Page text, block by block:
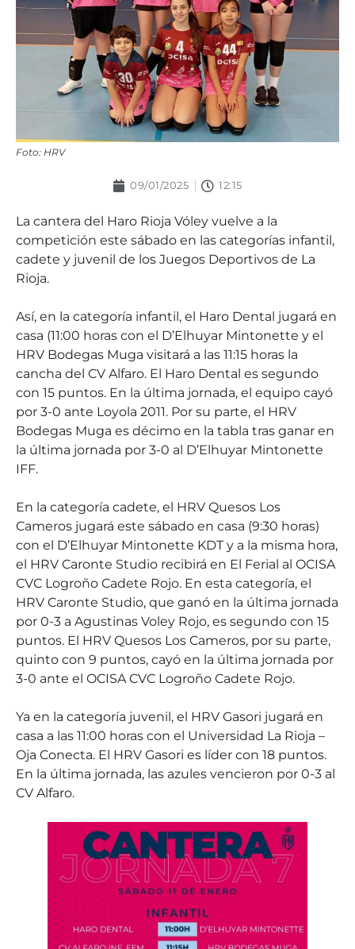
Foto: HRV
09/01/2025 12:15
La cantera del Haro Rioja Vóley vuelve a la
competición este sábado en las categorías infantil,
cadete y juvenil de los Juegos Deportivos de La
Rioja.
Así, en la categoría infantil, el Haro Dental jugará en
casa (11:00 horas con el D’Elhuyar Mintonette y el
HRV Bodegas Muga visitará a las 11:15 horas la
cancha del CV Alfaro. El Haro Dental es segundo
con 15 puntos. En la última jornada, el equipo cayó
por 3-0 ante Loyola 2011. Por su parte, el HRV
Bodegas Muga es décimo en la tabla tras ganar en
la última jornada por 3-0 al D’Elhuyar Mintonette
IFF.
En la categoría cadete, el HRV Quesos Los
Cameros jugará este sábado en casa (9:30 horas)
con el D’Elhuyar Mintonette KDT y a la misma hora,
el HRV Caronte Studio recibirá en El Ferial al OCISA
CVC Logroño Cadete Rojo. En esta categoría, el
HRV Caronte Studio, que ganó en la última jornada
por 0-3 a Agustinas Voley Rojo, es segundo con 15
puntos. El HRV Quesos Los Cameros, por su parte,
quinto con 9 puntos, cayó en la última jornada por
3-0 ante el OCISA CVC Logroño Cadete Rojo.
Ya en la categoría juvenil, el HRV Gasori jugará en
casa a las 11:00 horas con el Universidad La Rioja –
Oja Conecta. El HRV Gasori es líder con 18 puntos.
En la última jornada, las azules vencieron por 0-3 al
CV Alfaro.